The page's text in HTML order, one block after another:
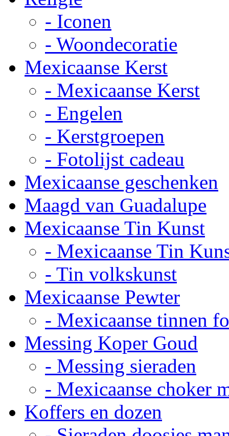
- Iconen
- Woondecoratie
Mexicaanse Kerst
- Mexicaanse Kerst
- Engelen
- Kerstgroepen
- Fotolijst cadeau
Mexicaanse geschenken
Maagd van Guadalupe
Mexicaanse Tin Kunst
- Mexicaanse Tin
- Tin volkskunst
Mexicaanse Pewter
- Mexicaanse tinnen
Messing Koper Goud
- Messing sieraden
- Mexicaanse choker
Koffers en dozen